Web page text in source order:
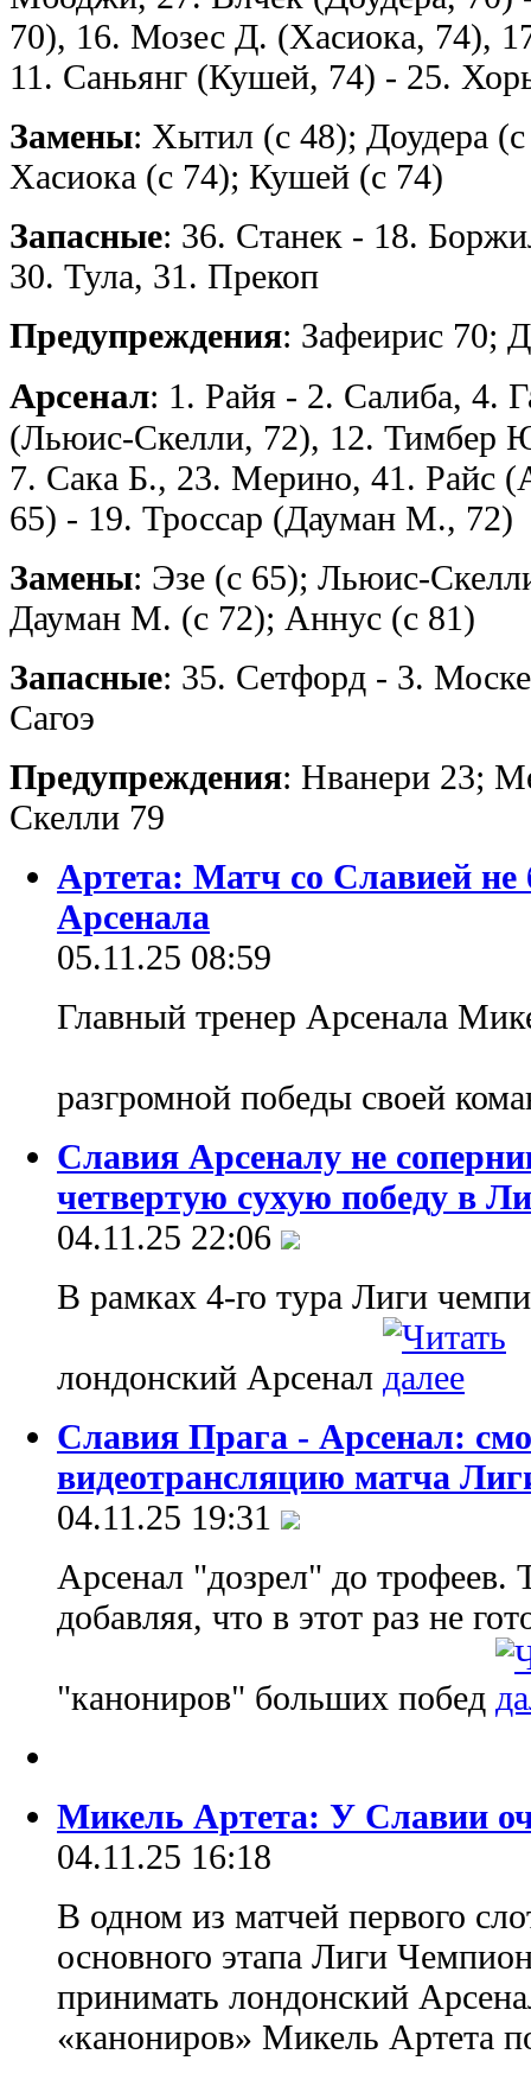
70), 16. Мозес Д. (Хасиока, 74),
11. Саньянг (Кушей, 74) - 25.
Замены: Хытил (с 48); Доудера
Хасиока (с 74); Кушей (с 74)
Запасные: 36. Станек - 18.
30. Тула, 31. Прекоп
Предупреждения: Зафеирис 70;
Арсенал: 1. Райя - 2. Салиба, 4.
(Льюис-Скелли, 72), 12. Тимбер
7. Сака Б., 23. Мерино, 41. Райс
65) - 19. Троссар (Дауман М., 72)
Замены: Эзе (с 65); Льюис-
Дауман М. (с 72); Аннус (с 81)
Запасные: 35. Сетфорд - 3.
Сагоэ
Предупреждения: Нванери 23;
Скелли 79
Артета: Матч со Славией
Арсенала
05.11.25 08:59
Главный тренер Арсенала
разгромной победы своей
Славия Арсеналу не
четвертую сухую победу в
04.11.25 22:06
В рамках 4-го тура Лиги
лондонский Арсенал
Славия Прага - Арсенал:
видеотрансляцию матча
04.11.25 19:31
Арсенал "дозрел" до трофеев.
добавляя, что в этот раз не
"канониров" больших побед
Микель Артета: У Славии
04.11.25 16:18
В одном из матчей первого
основного этапа Лиги
принимать лондонский
«канониров» Микель Артета